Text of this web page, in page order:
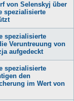
von Selenskyj über
spezialisierte
spezialisierte
Veruntreuung von
aufgedeckt
spezialisierte
den
im Wert von